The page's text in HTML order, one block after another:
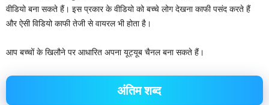
वीडियो बना सकते हैं। इस प्रकार के वीडियो को बच्चे लोग देखना काफी पसंद करते हैं
और ऐसी विडियो काफी तेजी से वायरल भी होता है।
आप बच्चों के खिलौने पर आधारित अपना यूट्यूब चैनल बना सकते हैं।
अंतिम शब्द